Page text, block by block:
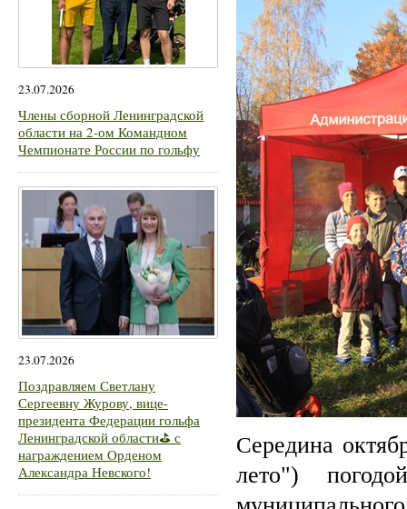
23.07.2026
Члены сборной Ленинградской
области на 2-ом Командном
Чемпионате России по гольфу
23.07.2026
Поздравляем Светлану
Сергеевну Журову, вице-
президента Федерации гольфа
Ленинградской области⛳ с
награждением Орденом
Александра Невского!
Середина
лето")